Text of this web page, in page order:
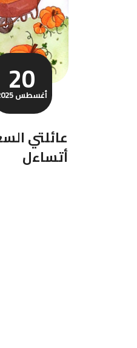
20
أغسطس 2025
عائلتي
أتساءل